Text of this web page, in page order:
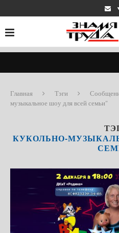
Главная Тэги
музыкальное шоу для всей семьи"
КУКОЛЬНО-